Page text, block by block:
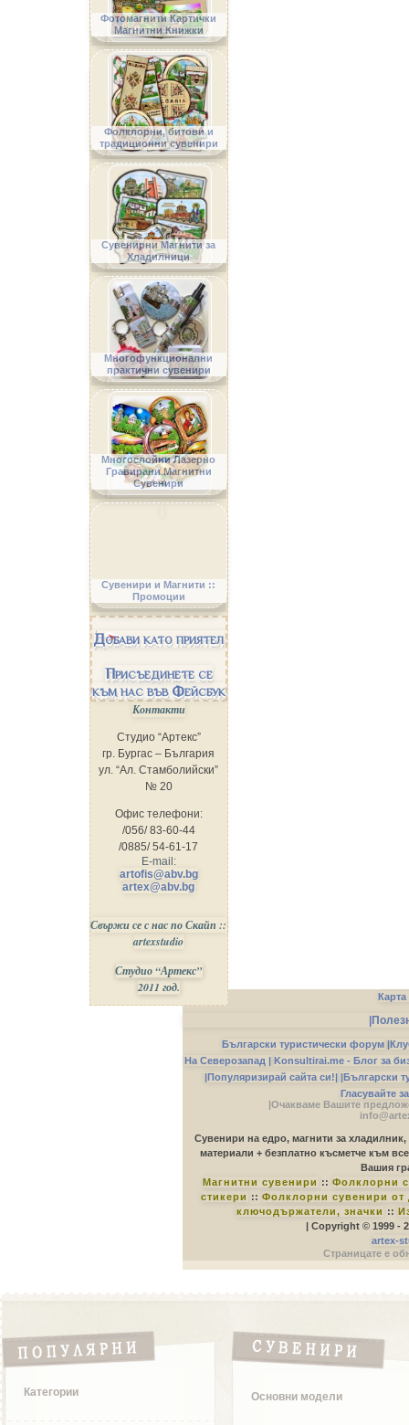
Фотомагнити Картички
Магнитни Книжки
Фолклорни, битови и
традиционни сувенири
Сувенирни Магнити за
Хладилници
Многофункционални
практични сувенири
Многослойни Лазерно
Гравирани Магнитни
Сувенири
Сувенири и Магнити ::
Промоции
Добави като приятел
Присъединете се
към нас във Фейсбук
Контакти
Студио “Артекс”
гр. Бургас – България
ул. “Ал. Стамболийски”
№ 20
Офис телефони:
/056/ 83-60-44
/0885/ 54-61-17
E-mail:
artofis@abv.bg
artex@abv.bg
Свържи се с нас по Скайп ::
artexstudio
Студио “Артекс”
2011 год.
Български туристически форум |
На Северозапад | Konsultirai.me - Блог за
|Популяризирай сайта си!| |Български
Гласувайте
|Очакваме Вашите
Сувенири на едро, магнити за
материали + безплатно късметче към
Вашия
Магнитни сувенири :: Фолклорни
стикери :: Фолклорни сувенири
ключодържатели, значки ::
| Copyright © 1999 -
artex-
Страницате е
Категории Основни модели